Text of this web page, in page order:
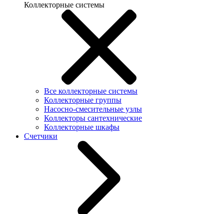
Коллекторные системы
Все коллекторные системы
Коллекторные группы
Насосно-смесительные узлы
Коллекторы сантехнические
Коллекторные шкафы
Счетчики